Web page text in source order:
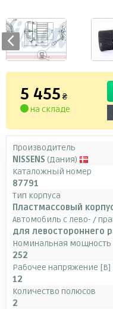
5 455 ₴
на складе
Производитель
NISSENS (Дания)
Каталожный номер
87791
Тип корпуса
Пластмассовый
Автомобиль с лево- /
для левостороннего
Номинальная мощность
252
Рабочее напряжение [В]
12
Количество полюсов
2